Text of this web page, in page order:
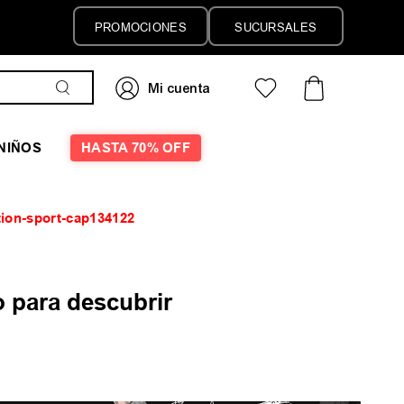
PROMOCIONES SUCURSALES
HASTA 70% OFF
sport-cap134122
para descubrir